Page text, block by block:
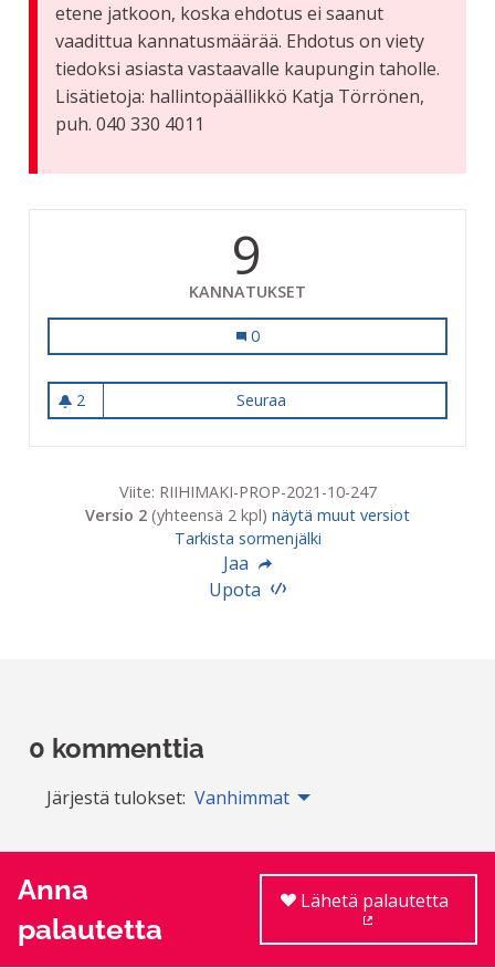
etene jatkoon, koska ehdotus ei saanut
vaadittua kannatusmäärää. Ehdotus on viety
tiedoksi asiasta vastaavalle kaupungin taholle.
Lisätietoja: hallintopäällikkö Katja Törrönen,
puh. 040 330 4011
9
KANNATUKSET
Kaupunkiviljelyä ja viheralue
0
2
2 seuraajaa
Seuraa
Viite: RIIHIMAKI-PROP-2021-10-247
Versio 2 (yhteensä 2 kpl) näytä muut versiot
Tarkista sormenjälki
Jaa
Upota
0 kommenttia
Järjestä tulokset: Vanhimmat
Anna
palautetta
Lähetä palautetta